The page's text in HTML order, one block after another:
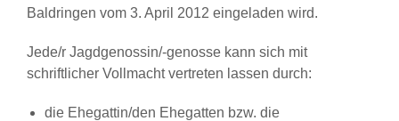
Baldringen vom 3. April 2012 eingeladen wird.
Jede/r Jagdgenossin/-genosse kann sich mit
schriftlicher Vollmacht vertreten lassen durch:
die Ehegattin/den Ehegatten bzw. die